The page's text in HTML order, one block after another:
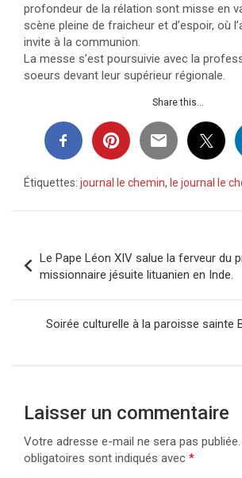
profondeur de la rélation sont misse en
scène pleine de fraicheur et d’espoir, où
invite à la communion.
La messe s’est poursuivie avec la
soeurs devant leur supérieur régionale.
Share this...
Étiquettes: journal le chemin, le journal le
de
l’article
Le Pape Léon XIV salue la ferveur du
missionnaire jésuite lituanien en Inde.
Soirée culturelle à la paroisse sainte
Laisser un commentaire
Votre adresse e-mail ne sera pas publiée.
obligatoires sont indiqués avec *